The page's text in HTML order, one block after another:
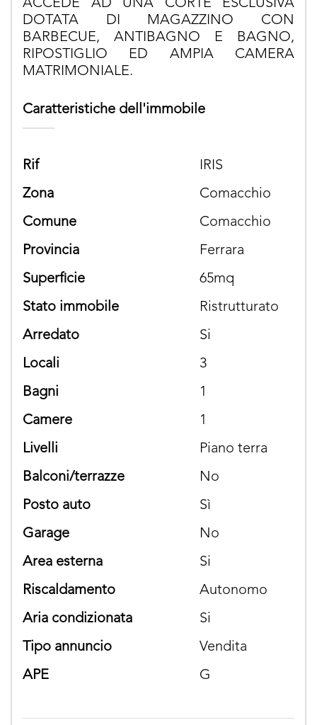
ACCEDE AD UNA CORTE ESCLUSIVA
DOTATA DI MAGAZZINO CON
BARBECUE, ANTIBAGNO E BAGNO,
RIPOSTIGLIO ED AMPIA CAMERA
MATRIMONIALE.
Caratteristiche dell'immobile
rif
IRIS
zona
Comacchio
comune
Comacchio
provincia
Ferrara
superficie
65mq
stato immobile
Ristrutturato
arredato
si
locali
3
bagni
1
camere
1
livelli
Piano terra
balconi/terrazze
No
posto auto
Sì
garage
No
area esterna
si
riscaldamento
Autonomo
aria condizionata
si
tipo annuncio
Vendita
APE
G